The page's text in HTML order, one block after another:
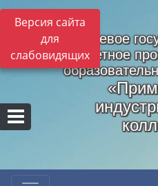
Версия сайта
для
слабовидящих
Краевое
бюджетное